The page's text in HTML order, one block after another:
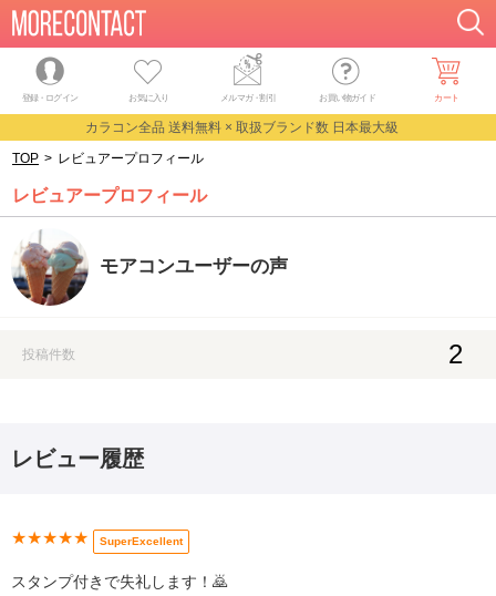
登録・ログイン お気に入り メルマガ・割引 お買い物ガイド カート
カラコン全品 送料無料 × 取扱ブランド数 日本最大級
TOP > レビュアープロフィール
レビュアープロフィール
モアコンユーザーの声
投稿件数 2
レビュー履歴
★★★★★ SuperExcellent
スタンプ付きで失礼します！🙇